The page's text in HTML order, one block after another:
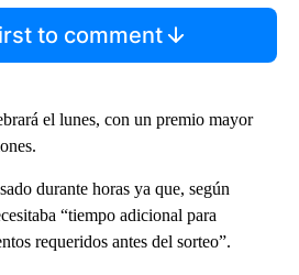
to comment
el lunes, con un premio mayor
durante horas ya que, según
“tiempo adicional para
requeridos antes del sorteo”.